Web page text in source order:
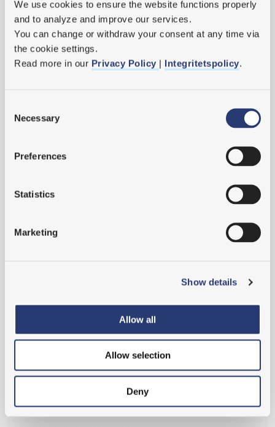
We use cookies to ensure the website functions properly
and to analyze and improve our services.
You can change or withdraw your consent at any time via
the cookie settings.
Read more in our Privacy Policy | Integritetspolicy.
Selection
Necessary
Preferences
Statistics
Marketing
Show details
Allow all
Allow selection
Deny
2022
2021
2020
MTO Säkerhets VD Lena summerar 2019
Tips för återhämtning!
Sara föreläser om vikten av MTO-perspektiv i utredningsarbetet
Intressant och givande kurs i händelseutredning med
Nya kurser i EU-förordningar - säkerhetsarbete inom järnväg
Träffa oss på Nordic Rail nästa vecka!
Vi hälsar Jacob och Oscar välkomna till oss!